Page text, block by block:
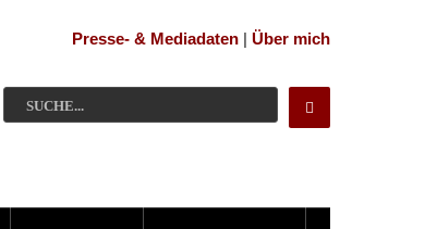
Presse- & Mediadaten | Über mich